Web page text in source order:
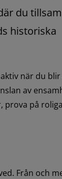
du
historiska
när du blir
av
prova på roliga
Från och